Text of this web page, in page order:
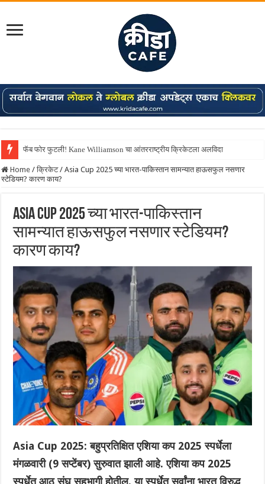
फॅब फोर फुटली! Kane Williamson चा आंतरराष्ट्रीय क्रिकेटला अलविदा
Home / क्रिकेट / Asia Cup 2025 च्या भारत-पाकिस्तान सामन्यात हाऊसफुल नसणार
स्टेडियम? कारण काय?
Asia Cup 2025 च्या भारत-पाकिस्तान
सामन्यात हाऊसफुल नसणार स्टेडियम?
कारण काय?
Asia Cup 2025: बहुप्रतिक्षित एशिया कप 2025 स्पर्धेला
मंगळवारी (9 सप्टेंबर) सुरुवात झाली आहे. एशिया कप 2025